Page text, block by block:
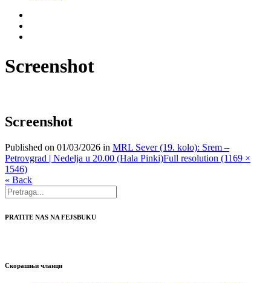
Screenshot
Screenshot
Published on 01/03/2026 in MRL Sever (19. kolo): Srem –
Petrovgrad | Nedelja u 20.00 (Hala Pinki)Full resolution (1169 ×
1546)
« Back
PRATITE NAS NA FEJSBUKU
Скорашњи чланци